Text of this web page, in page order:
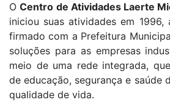
OCentro de Atividades Laerte
iniciou suas atividades em 1996,
firmado com a Prefeitura
soluções para as empresas
meio de uma rede integrada,
de educação, segurança e saúde
qualidade de vida.